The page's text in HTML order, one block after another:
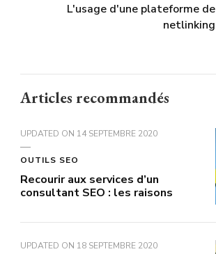
L'usage d'une plateforme de
netlinking
Articles recommandés
UPDATED ON 14 SEPTEMBRE 2020
OUTILS SEO
Recourir aux services d’un
consultant SEO : les raisons
UPDATED ON 18 SEPTEMBRE 2020